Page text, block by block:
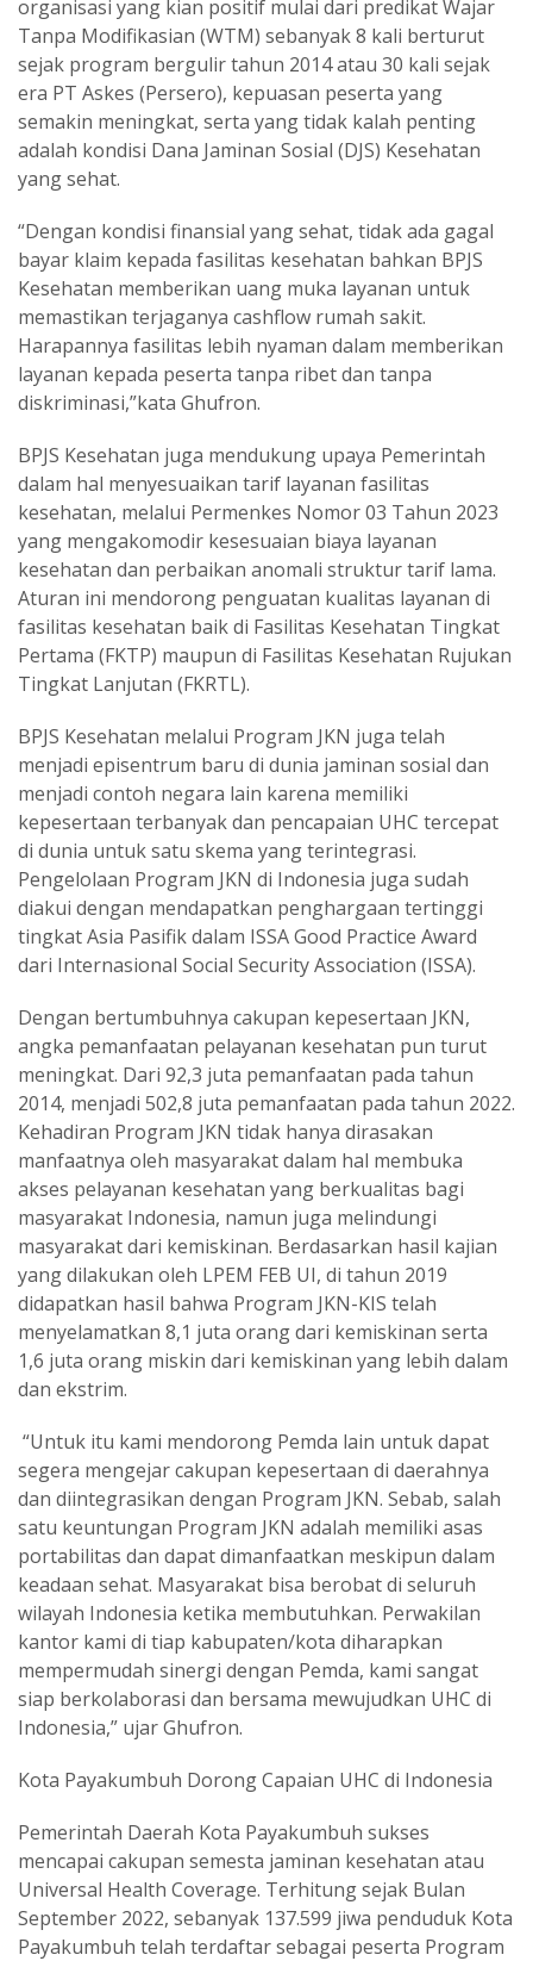
organisasi yang kian positif mulai dari predikat Wajar
Tanpa Modifikasian (WTM) sebanyak 8 kali berturut
sejak program bergulir tahun 2014 atau 30 kali sejak
era PT Askes (Persero), kepuasan peserta yang
semakin meningkat, serta yang tidak kalah penting
adalah kondisi Dana Jaminan Sosial (DJS) Kesehatan
yang sehat.
“Dengan kondisi finansial yang sehat, tidak ada gagal
bayar klaim kepada fasilitas kesehatan bahkan BPJS
Kesehatan memberikan uang muka layanan untuk
memastikan terjaganya cashflow rumah sakit.
Harapannya fasilitas lebih nyaman dalam memberikan
layanan kepada peserta tanpa ribet dan tanpa
diskriminasi,”kata Ghufron.
BPJS Kesehatan juga mendukung upaya Pemerintah
dalam hal menyesuaikan tarif layanan fasilitas
kesehatan, melalui Permenkes Nomor 03 Tahun 2023
yang mengakomodir kesesuaian biaya layanan
kesehatan dan perbaikan anomali struktur tarif lama.
Aturan ini mendorong penguatan kualitas layanan di
fasilitas kesehatan baik di Fasilitas Kesehatan Tingkat
Pertama (FKTP) maupun di Fasilitas Kesehatan Rujukan
Tingkat Lanjutan (FKRTL).
BPJS Kesehatan melalui Program JKN juga telah
menjadi episentrum baru di dunia jaminan sosial dan
menjadi contoh negara lain karena memiliki
kepesertaan terbanyak dan pencapaian UHC tercepat
di dunia untuk satu skema yang terintegrasi.
Pengelolaan Program JKN di Indonesia juga sudah
diakui dengan mendapatkan penghargaan tertinggi
tingkat Asia Pasifik dalam ISSA Good Practice Award
dari Internasional Social Security Association (ISSA).
Dengan bertumbuhnya cakupan kepesertaan JKN,
angka pemanfaatan pelayanan kesehatan pun turut
meningkat. Dari 92,3 juta pemanfaatan pada tahun
2014, menjadi 502,8 juta pemanfaatan pada tahun 2022.
Kehadiran Program JKN tidak hanya dirasakan
manfaatnya oleh masyarakat dalam hal membuka
akses pelayanan kesehatan yang berkualitas bagi
masyarakat Indonesia, namun juga melindungi
masyarakat dari kemiskinan. Berdasarkan hasil kajian
yang dilakukan oleh LPEM FEB UI, di tahun 2019
didapatkan hasil bahwa Program JKN-KIS telah
menyelamatkan 8,1 juta orang dari kemiskinan serta
1,6 juta orang miskin dari kemiskinan yang lebih dalam
dan ekstrim.
“Untuk itu kami mendorong Pemda lain untuk dapat
segera mengejar cakupan kepesertaan di daerahnya
dan diintegrasikan dengan Program JKN. Sebab, salah
satu keuntungan Program JKN adalah memiliki asas
portabilitas dan dapat dimanfaatkan meskipun dalam
keadaan sehat. Masyarakat bisa berobat di seluruh
wilayah Indonesia ketika membutuhkan. Perwakilan
kantor kami di tiap kabupaten/kota diharapkan
mempermudah sinergi dengan Pemda, kami sangat
siap berkolaborasi dan bersama mewujudkan UHC di
Indonesia,” ujar Ghufron.
Kota Payakumbuh Dorong Capaian UHC di Indonesia
Pemerintah Daerah Kota Payakumbuh sukses
mencapai cakupan semesta jaminan kesehatan atau
Universal Health Coverage. Terhitung sejak Bulan
September 2022, sebanyak 137.599 jiwa penduduk Kota
Payakumbuh telah terdaftar sebagai peserta Program